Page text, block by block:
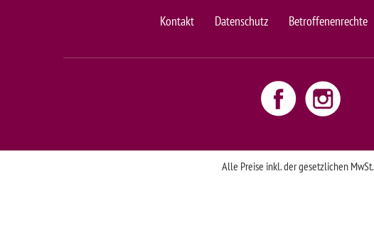
Kontakt Datenschutz Betroffenenrechte
Alle Preise inkl. der gesetzlichen MwSt.